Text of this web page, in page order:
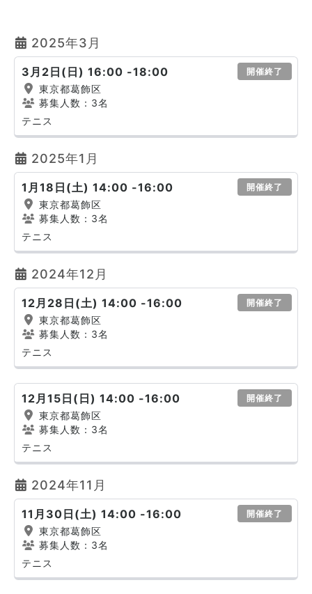
2025年3月
3月2日(日) 16:00 -18:00 開催終了
東京都葛飾区
募集人数：3名
テニス
2025年1月
1月18日(土) 14:00 -16:00 開催終了
東京都葛飾区
募集人数：3名
テニス
2024年12月
12月28日(土) 14:00 -16:00 開催終了
東京都葛飾区
募集人数：3名
テニス
12月15日(日) 14:00 -16:00 開催終了
東京都葛飾区
募集人数：3名
テニス
2024年11月
11月30日(土) 14:00 -16:00 開催終了
東京都葛飾区
募集人数：3名
テニス